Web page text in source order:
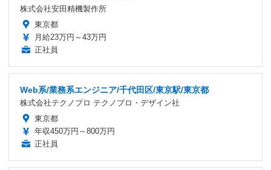
株式会社安田精機製作所
東京都
月給23万円～43万円
正社員
Web系/業務系エンジニア/千代田区/東京駅/東京都
株式会社テクノプロ テクノプロ・デザイン社
東京都
年収450万円～800万円
正社員